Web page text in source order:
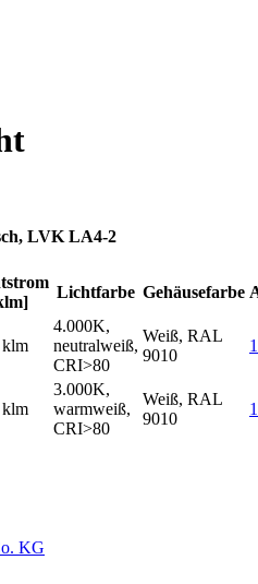
LVK LA4-2
Lichtfarbe Gehäusefarbe
klm
4.000K,
neutralweiß,
CRI>80
Weiß, RAL
9010
klm
3.000K,
warmweiß,
CRI>80
Weiß, RAL
9010
KG